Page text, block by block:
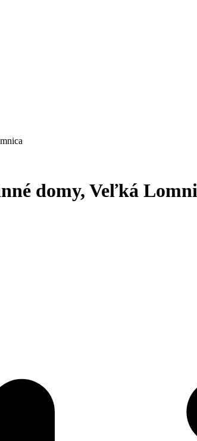
domy, Veľká